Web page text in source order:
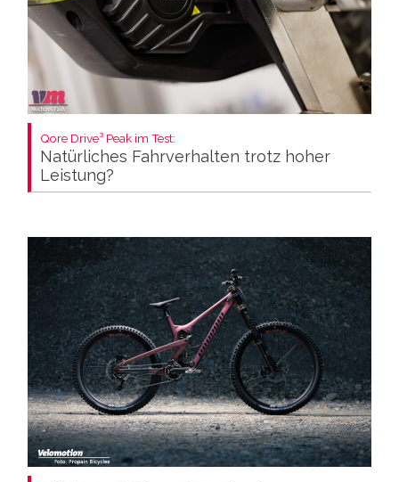
Qore Drive³ Peak im Test:
Natürliches Fahrverhalten trotz hoher
Leistung?